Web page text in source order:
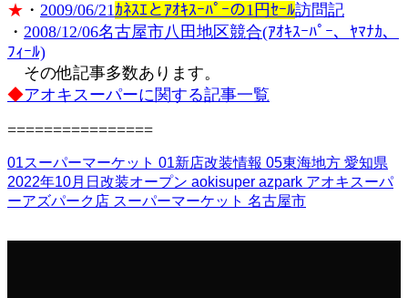
★ ・ 2009/06/21ｶﾈｽｴとｱｵｷｽｰﾊﾟｰの1円ｾｰﾙ訪問記
・ 2008/12/06名古屋市八田地区競合(ｱｵｷｽｰﾊﾟｰ、ﾔﾏﾅｶ、
ﾌｨｰﾙ)
その他記事多数あります。
◆アオキスーパーに関する記事一覧
================
01スーパーマーケット 01新店改装情報 05東海地方 愛知県
2022年10月日改装オープン aokisuper azpark アオキスーパ
ーアズパーク店 スーパーマーケット 名古屋市